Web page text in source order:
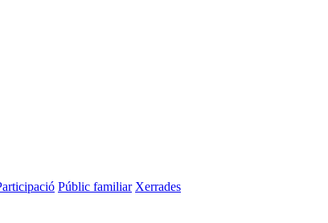
Públic familiar Xerrades